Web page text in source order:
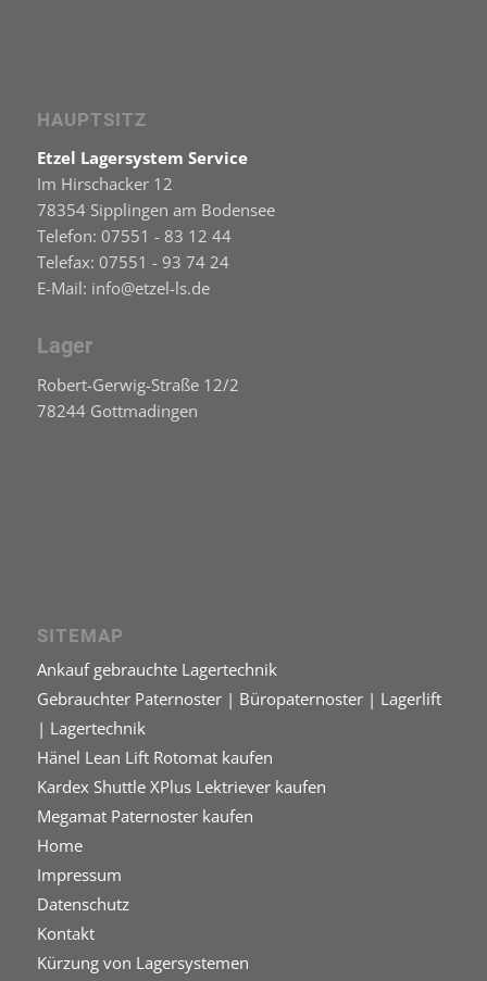
HAUPTSITZ
Etzel Lagersystem Service
Im Hirschacker 12
78354 Sipplingen am Bodensee
Telefon: 07551 - 83 12 44
Telefax: 07551 - 93 74 24
E-Mail: info@etzel-ls.de
Lager
Robert-Gerwig-Straße 12/2
78244 Gottmadingen
SITEMAP
Ankauf gebrauchte Lagertechnik
Gebrauchter Paternoster | Büropaternoster | Lagerlift
| Lagertechnik
Hänel Lean Lift Rotomat kaufen
Kardex Shuttle XPlus Lektriever kaufen
Megamat Paternoster kaufen
Home
Impressum
Datenschutz
Kontakt
Kürzung von Lagersystemen